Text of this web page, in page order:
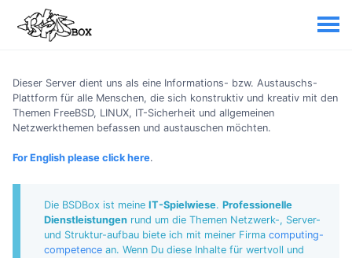
Dieser Server dient uns als eine Informations- bzw. Austauschs-
Plattform für alle Menschen, die sich konstruktiv und kreativ mit den
Themen FreeBSD, LINUX, IT-Sicherheit und allgemeinen
Netzwerkthemen befassen und austauschen möchten.
For English please click here.
Die BSDBox ist meine IT-Spielwiese. Professionelle
Dienstleistungen rund um die Themen Netzwerk-, Server-
und Struktur-aufbau biete ich mit meiner Firma computing-
competence an. Wenn Du diese Inhalte für wertvoll und